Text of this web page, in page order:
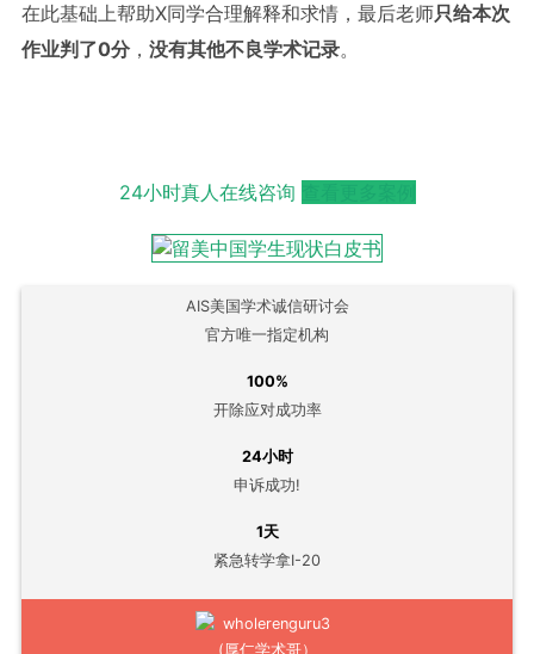
在此基础上帮助X同学合理解释和求情，最后老师只给本次
作业判了0分， 没有其他不良学术记录。
24小时真人在线咨询
AIS美国学术诚信研讨会
官方唯一指定机构
100%
开除应对成功率
24小时
申诉成功!
1天
紧急转学拿I-20